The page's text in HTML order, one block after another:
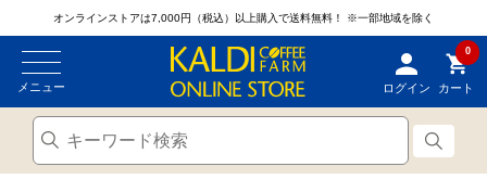
オンラインストアは7,000円（税込）以上購入で送料無料！ ※一部地域を除く
メニュー ログイン
0
カート